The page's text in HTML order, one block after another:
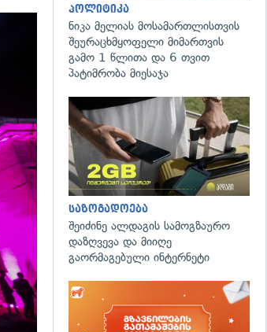
პოლიტიკა
ნიკა მელიას მოსამართლისთვის
შეურაცხმყოფელი მიმართვის
გამო 1 წლითა და 6 თვით
პატიმრობა მიესაჯა
საზოგადოება
შეიძინე ალდაგის სამოგზაურო
დაზღვევა და მიიღე
გაორმაგებული ინტერნეტი